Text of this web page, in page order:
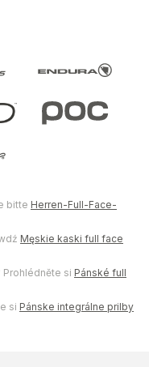
bitte Herren-Full-Face-
Męskie kaski full face
si Pánské full
si Pánske integrálne prilby